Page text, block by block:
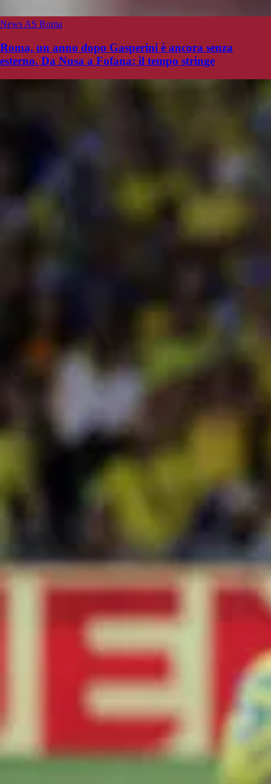
News AS Roma
Roma, un anno dopo Gasperini è ancora senza
esterno. Da Nusa a Fofana: il tempo stringe